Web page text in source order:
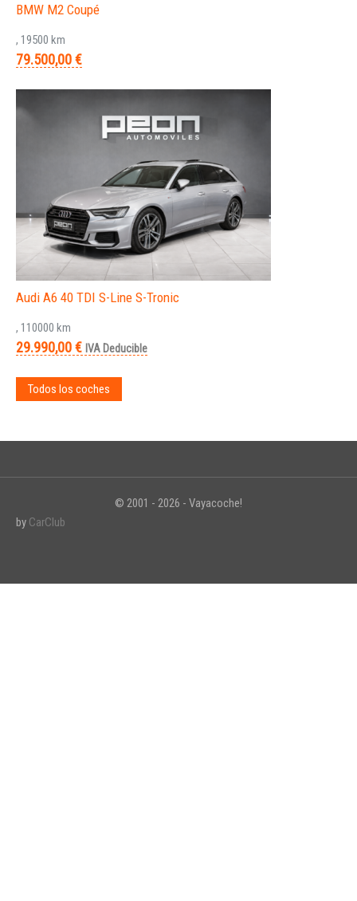
BMW M2 Coupé
, 19500 km
79.500,00 €
Audi A6 40 TDI S-Line S-Tronic
, 110000 km
29.990,00 € IVA Deducible
Todos los coches
© 2001 - 2026 - Vayacoche!
by CarClub